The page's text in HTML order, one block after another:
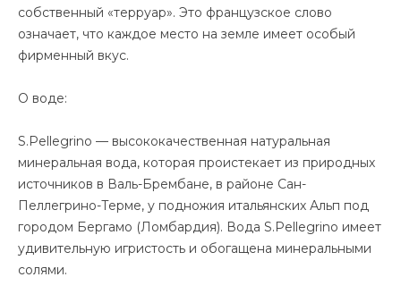
собственный «терруар». Это французское слово
означает, что каждое место на земле имеет особый
фирменный вкус.
О воде:
S.Pellegrino — высококачественная натуральная
минеральная вода, которая проистекает из природных
источников в Валь-Брембане, в районе Сан-
Пеллегрино-Терме, у подножия итальянских Альп под
городом Бергамо (Ломбардия). Вода S.Pellegrino имеет
удивительную игристость и обогащена минеральными
солями.